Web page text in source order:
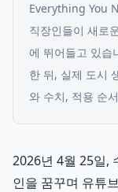
Everything You
직장인들이 새로
에 뛰어들고 있습
한 뒤, 실제 도시
와 수치, 적용 순
2026년 4월 25일,
인을 꿈꾸며 유튜